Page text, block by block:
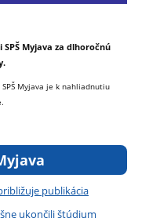
Myjava za dlhoročnú
Myjava je k nahliadnutiu
publikácia
ukončili štúdium